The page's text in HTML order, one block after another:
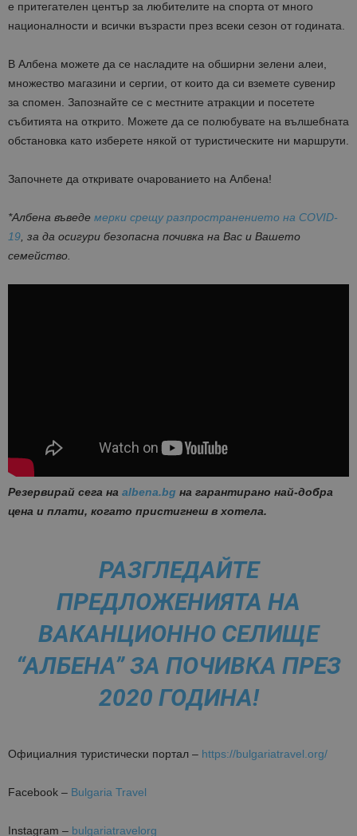
е притегателен център за любителите на спорта от много
националности и всички възрасти през всеки сезон от годината.
В Албена можете да се насладите на обширни зелени алеи,
множество магазини и сергии, от които да си вземете сувенир
за спомен. Запознайте се с местните атракции и посетете
събитията на открито. Можете да се полюбувате на вълшебната
обстановка като изберете някой от туристическите ни маршрути.
Започнете да откривате очарованието на Албена!
*Албена въведе мерки срещу разпространението на COVID-
19, за да осигури безопасна почивка на Вас и Вашето
семейство.
Резервирай сега на albena.bg на гарантирано най-добра
цена и плати, когато пристигнеш в хотела.
РАЗГЛЕДАЙТЕ
ПРЕДЛОЖЕНИЯТА НА
ВАКАНЦИОННО СЕЛИЩЕ
“АЛБЕНА” ЗА ПОЧИВКА ПРЕЗ
2020 ГОДИНА!
Oфициалния туристически портал – https://bulgariatravel.org/
Facebook – Bulgaria Travel
Instagram – bulgariatravelorg